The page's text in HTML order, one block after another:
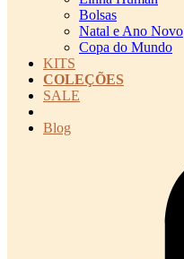
Bolsas
Natal e Ano Novo
Copa do Mundo
KITS
COLEÇÕES
SALE
Blog